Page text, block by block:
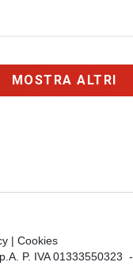
MOSTRA ALTRI
| Cookies
P. IVA 01333550323 -